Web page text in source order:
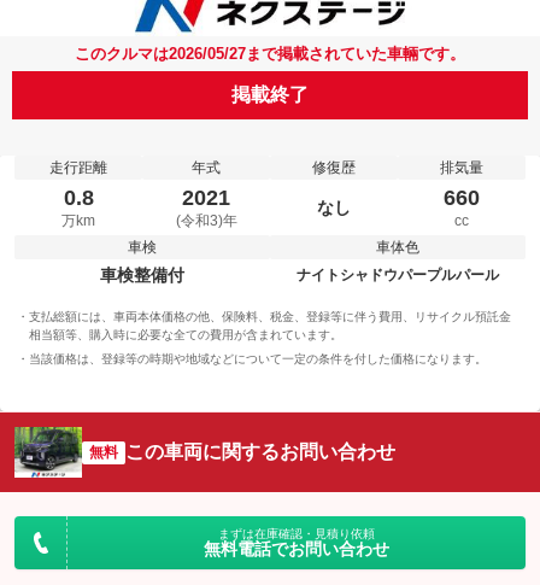
このクルマは2026/05/27まで掲載されていた車輛です。
掲載終了
走行距離
0.8
万km
年式
2021
(令和3)年
修復歴
なし
排気量
660
cc
車検
車検整備付
車体色
ナイトシャドウパープルパール
支払総額には、車両本体価格の他、保険料、税金、登録等に伴う費用、リサイクル預託金
相当額等、購入時に必要な全ての費用が含まれています。
当該価格は、登録等の時期や地域などについて一定の条件を付した価格になります。
無料 この車両に関するお問い合わせ
まずは在庫確認・見積り依頼
無料電話でお問い合わせ